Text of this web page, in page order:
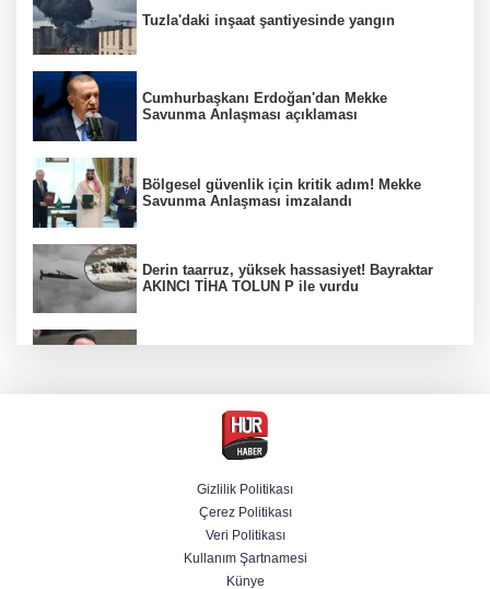
Tuzla'daki inşaat şantiyesinde yangın
Cumhurbaşkanı Erdoğan'dan Mekke
Savunma Anlaşması açıklaması
Bölgesel güvenlik için kritik adım! Mekke
Savunma Anlaşması imzalandı
Derin taarruz, yüksek hassasiyet! Bayraktar
AKINCI TİHA TOLUN P ile vurdu
Menderes Belediye Başkanı İlkay Çiçek
Hür Ağbaba soruşturmasında MASAK para
hareketlerini inceledi
Gizlilik Politikası
Çerez Politikası
Veri Politikası
Kullanım Şartnamesi
Künye